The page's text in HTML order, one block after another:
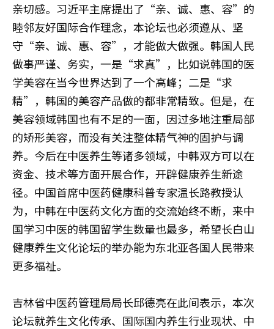
亲切感。习近平主席提出了“亲、诚、惠、容”的
睦邻友好国际合作理念，本论坛也必须遵从、坚
守“亲、诚、惠、容”，才能做大做强。韩国人民
做事严谨、务实，一是“求真”，比如说韩国的医
学美容在当今世界达到了一个高峰；二是“求
精”，韩国的美容产品做的都非常精致。但是，在
美容领域韩国也有不足的一面，因过多地注重局部
的矫形美容，而没有关注整体精气神的固护与调
养。今后在中医养生等诸多领域，中韩双方可以在
资金、技术等方面开展合作，开辟健康养生新途
径。中国首席中医药健康科普专家温长路教授认
为，中韩在中医药文化方面的交流始终不断，来中
国学习中医的韩国留学生数量也最多，希望长白山
健康养生文化论坛的举办能为东北亚各国人民带来
更多福祉。
吉林省中医药管理局局长邱德亮在此间表示，本次
论坛就养生文化传承、国际国内养生行业现状、中